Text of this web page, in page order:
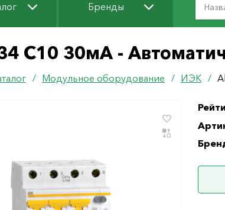
Бренды
C10 30мА -
/ Модульное оборудование / ИЭК /